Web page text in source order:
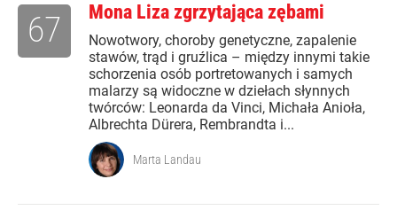
Mona Liza zgrzytająca zębami
Nowotwory, choroby genetyczne, zapalenie
stawów, trąd i gruźlica – między innymi takie
schorzenia osób portretowanych i samych
malarzy są widoczne w dziełach słynnych
twórców: Leonarda da Vinci, Michała Anioła,
Albrechta Dürera, Rembrandta i...
67
Marta Landau